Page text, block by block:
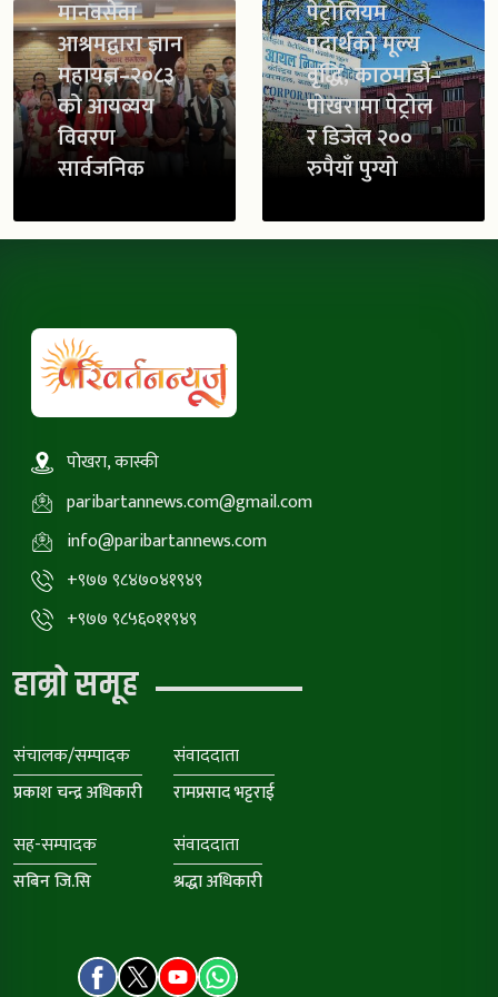
मानवसेवा
आश्रमद्वारा ज्ञान
महायज्ञ–२०८३
को आयव्यय
विवरण
सार्वजनिक
पेट्रोलियम
पदार्थको मूल्य
वृद्धि, काठमाडौं–
पोखरामा पेट्रोल
र डिजेल २००
रुपैयाँ पुग्यो
पोखरा, कास्की
paribartannews.com@gmail.com
info@paribartannews.com
+९७७ ९८४७०४१९४९
+९७७ ९८५६०११९४९
हाम्रो समूह
संचालक/सम्पादक
प्रकाश चन्द्र अधिकारी
संवाददाता
रामप्रसाद भट्टराई
सह-सम्पादक
सबिन जि.सि
संवाददाता
श्रद्धा अधिकारी